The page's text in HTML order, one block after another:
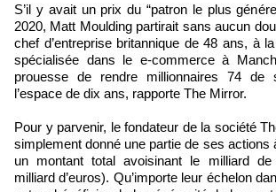
S’il y avait un prix du “patron le plus généreux” à décerner en
2020, Matt Moulding partirait sans aucun
chef d’entreprise britannique de 48 ans, à
spécialisée dans le e-commerce à
prouesse de rendre millionnaires 74 de
l’espace de dix ans, rapporte The Mirror.
Pour y parvenir, le fondateur de la société
simplement donné une partie de ses actions
un montant total avoisinant le milliard
milliard d’euros). Qu’importe leur échelon